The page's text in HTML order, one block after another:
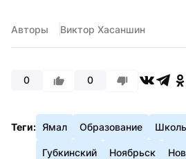
Авторы Виктор Хасаншин
0 0
Теги: Ямал Образование
Губкинский Ноябрьск